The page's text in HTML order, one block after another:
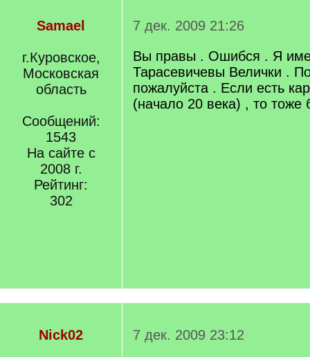
Samael
г.Куровское,
Московская
область
Сообщений:
1543
На сайте с
2008 г.
Рейтинг:
302
7 дек. 2009 21:26
Вы правы . Ошибся . Я
Тарасевичевы Велички .
пожалуйста . Если есть
(начало 20 века) , то тоже
Nick02
7 дек. 2009 23:12